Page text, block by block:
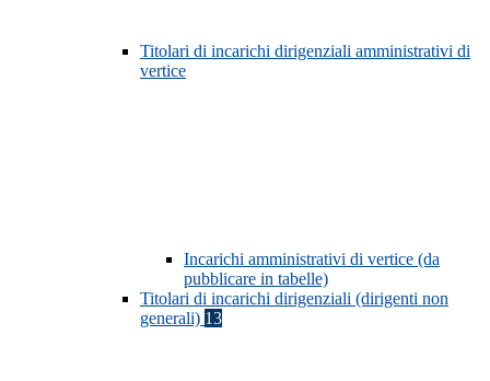
Titolari di incarichi dirigenziali amministrativi di
vertice
Incarichi amministrativi di vertice (da
pubblicare in tabelle)
Titolari di incarichi dirigenziali (dirigenti non
generali) 13